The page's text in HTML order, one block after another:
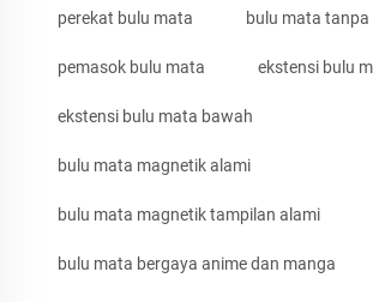
perekat bulu mata bulu mata tanpa
pemasok bulu mata ekstensi bulu
ekstensi bulu mata bawah
bulu mata magnetik alami
bulu mata magnetik tampilan alami
bulu mata bergaya anime dan manga